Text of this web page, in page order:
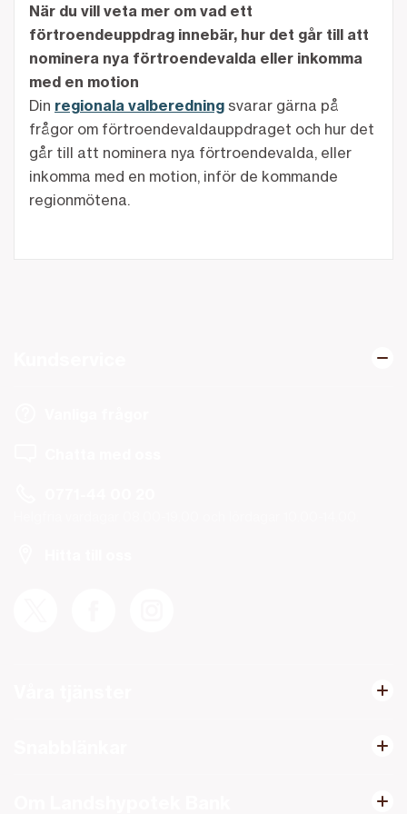
När du vill veta mer om vad ett
förtroendeuppdrag innebär, hur det går till att
nominera nya förtroendevalda eller inkomma
med en motion
Din regionala valberedning svarar gärna på
frågor om förtroendevaldauppdraget och hur det
går till att nominera nya förtroendevalda, eller
inkomma med en motion, inför de kommande
regionmötena.